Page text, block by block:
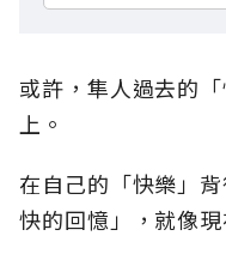
或許，隼人過去的
上。
在自己的「快樂」
快的回憶」，就像